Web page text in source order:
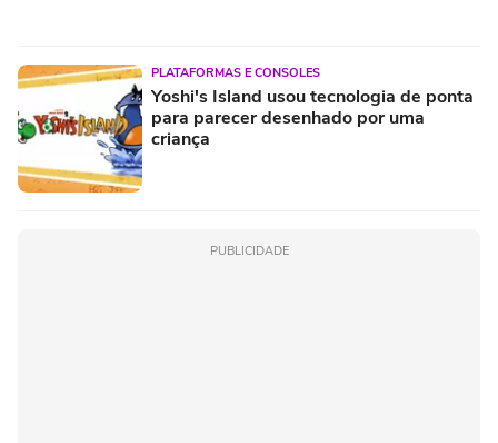
PLATAFORMAS E CONSOLES
Yoshi's Island usou tecnologia de ponta
para parecer desenhado por uma
criança
PUBLICIDADE